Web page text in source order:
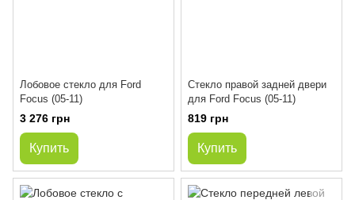
Лобовое стекло для Ford
Focus (05-11)
3 276 грн
Купить
Стекло правой задней двери
для Ford Focus (05-11)
819 грн
Купить